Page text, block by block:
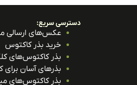
دسترسی سریع:
عکس‌های ارسالی
خرید بذر کاکتوس
بذر کاکتوس‌های
بذرهای آسان
بذر کاکتوس‌های